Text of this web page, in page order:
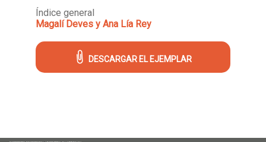
Índice general
Magalí Deves y Ana Lía Rey
DESCARGAR EL EJEMPLAR